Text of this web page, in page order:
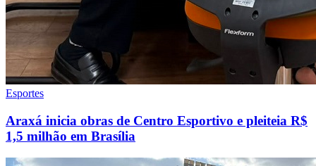
Esportes
Araxá inicia obras de Centro Esportivo e pleiteia R$
1,5 milhão em Brasília